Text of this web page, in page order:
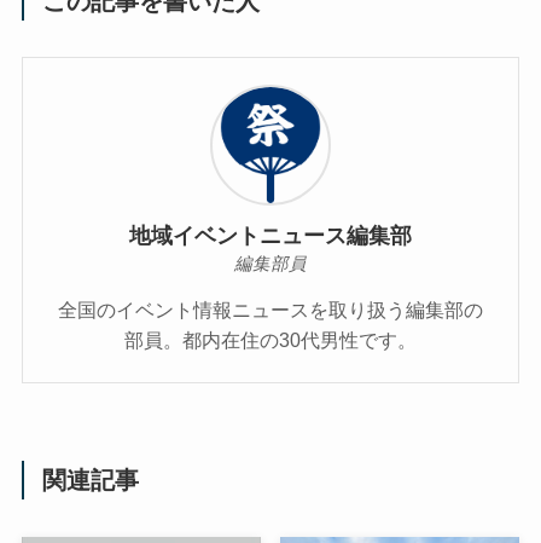
地域イベントニュース編集部
編集部員
全国のイベント情報ニュースを取り扱う編集部の
部員。都内在住の30代男性です。
関連記事